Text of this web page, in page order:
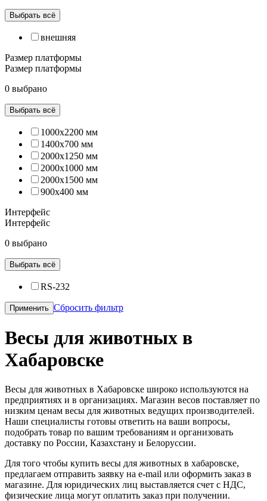
Выбрать всё
внешняя
Размер платформы
Размер платформы
0 выбрано
Выбрать всё
1000х2200 мм
1400х700 мм
2000x1250 мм
2000х1000 мм
2000х1500 мм
900х400 мм
Интерфейс
Интерфейс
0 выбрано
Выбрать всё
RS-232
Применить Сбросить фильтр
Весы для животных в
Хабаровске
Весы для животных в Хабаровске широко используются на
предприятиях и в организациях. Магазин весов поставляет по
низким ценам весы для животных ведущих производителей.
Наши специалисты готовы ответить на ваши вопросы,
подобрать товар по вашим требованиям и организовать
доставку по России, Казахстану и Белоруссии.
Для того чтобы купить весы для животных в хабаровске,
предлагаем отправить заявку на e-mail или оформить заказ в
магазине. Для юридических лиц выставляется счет с НДС,
физические лица могут оплатить заказ при получении.